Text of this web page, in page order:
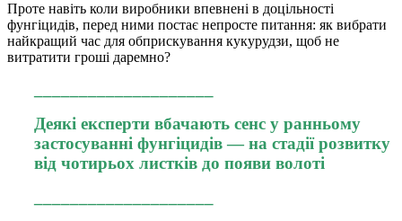
Проте навіть коли виробники впевнені в доцільності
фунгіцидів, перед ними постає непросте питання: як вибрати
найкращий час для обприскування кукурудзи, щоб не
витратити гроші даремно?
Деякі експерти вбачають сенс у ранньому
застосуванні фунгіцидів — на стадії розвитку
від чотирьох листків до появи волоті